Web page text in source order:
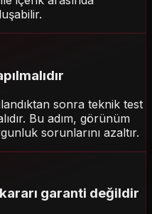
sonra teknik test
Bu adım, görünüm
sorunlarını azaltır.
garanti değildir